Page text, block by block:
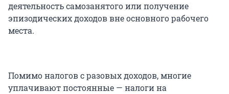
деятельность самозанятого или получение
эпизодических доходов вне основного рабочего
места.
Помимо налогов с разовых доходов, многие
уплачивают постоянные — налоги на